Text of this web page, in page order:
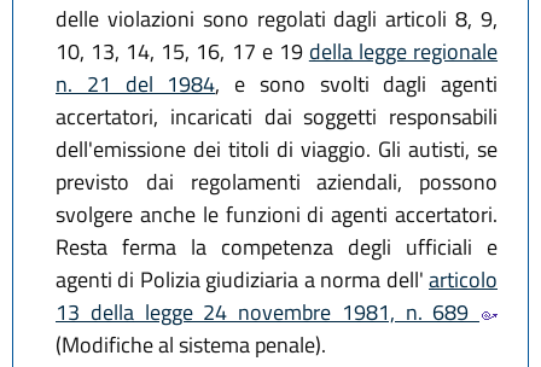
delle violazioni sono regolati dagli articoli 8, 9,
10, 13, 14, 15, 16, 17 e 19 della legge regionale
n. 21 del 1984, e sono svolti dagli agenti
accertatori, incaricati dai soggetti responsabili
dell'emissione dei titoli di viaggio. Gli autisti, se
previsto dai regolamenti aziendali, possono
svolgere anche le funzioni di agenti accertatori.
Resta ferma la competenza degli ufficiali e
agenti di Polizia giudiziaria a norma dell'articolo
13 della legge 24 novembre 1981, n. 689
(Modifiche al sistema penale).